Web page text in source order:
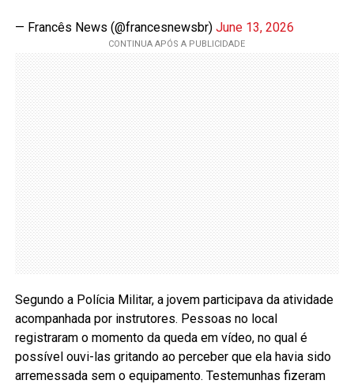
— Francês News (@francesnewsbr) June 13, 2026
Segundo a Polícia Militar, a jovem participava da atividade
acompanhada por instrutores. Pessoas no local
registraram o momento da queda em vídeo, no qual é
possível ouvi-las gritando ao perceber que ela havia sido
arremessada sem o equipamento. Testemunhas fizeram